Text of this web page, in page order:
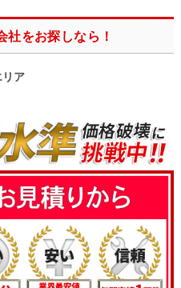
社をお探しなら！
ア